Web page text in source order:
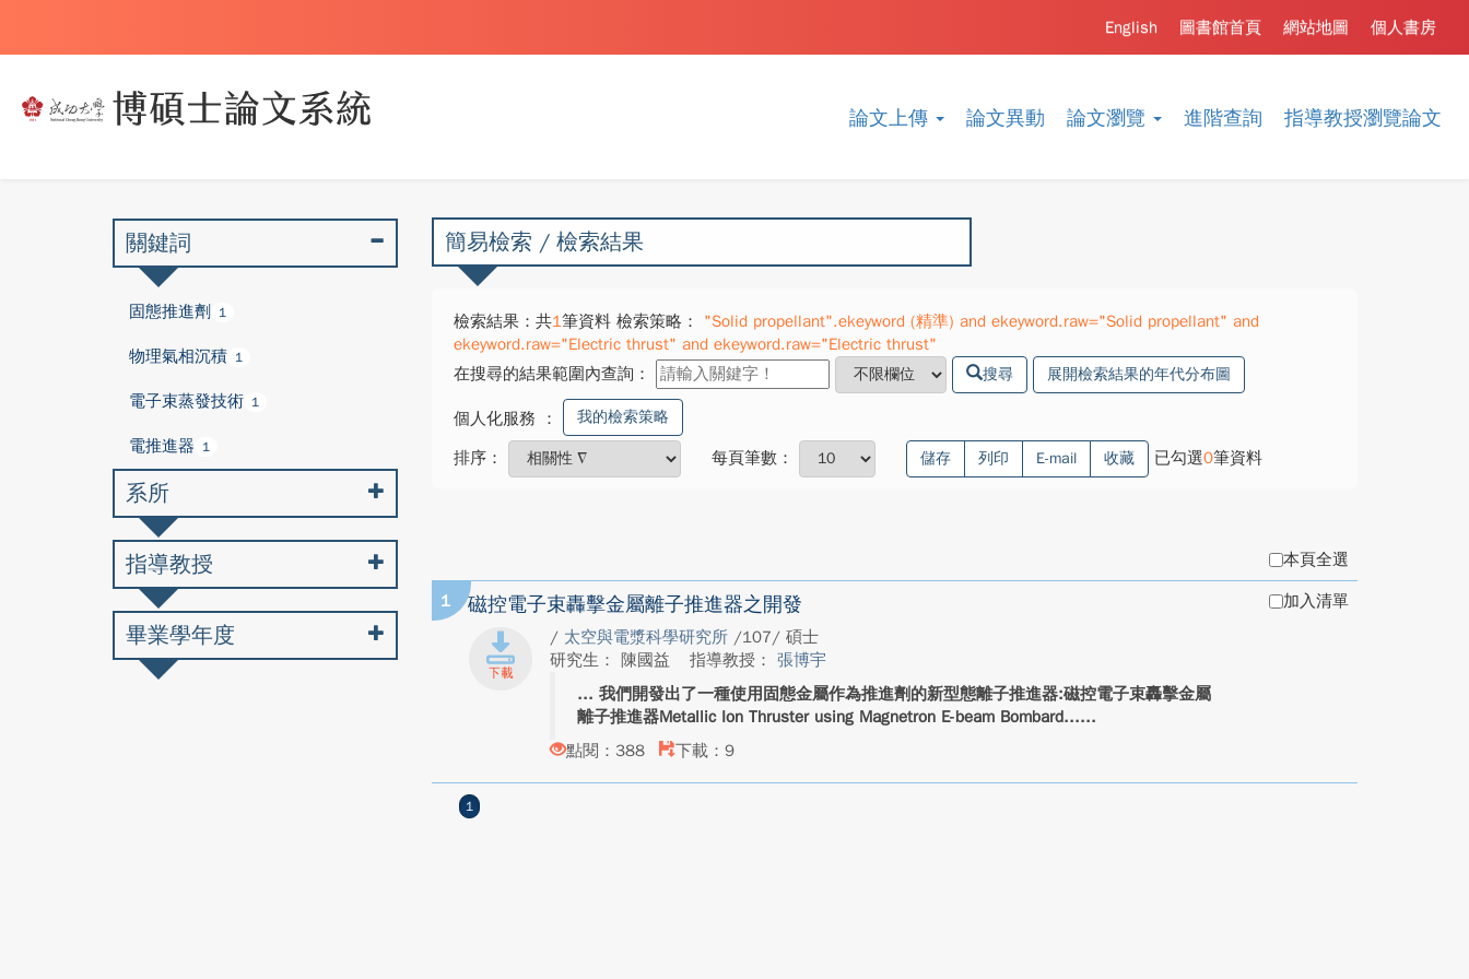
論文上傳 論文異動 論文瀏覽 進階查詢 指導教授瀏覽論文
個人書房
網站地圖
圖書館首頁
English
簡易檢索 / 檢索結果
檢索結果：共1筆資料 檢索策略：
"Solid propellant".ekeyword (精準) and ekeyword.raw="Solid propellant" and
ekeyword.raw="Electric thrust" and ekeyword.raw="Electric thrust"
在搜尋的結果範圍內查詢：
搜尋 展開檢索結果的年代分布圖
個人化服務 ： 我的檢索策略
排序： 每頁筆數： 儲存 列印 E-mail 收藏 已勾選0筆資料
本頁全選
1 磁控電子束轟擊金屬離子推進器之開發
/ 太空與電漿科學研究所 /107/ 碩士
研究生： 陳國益
指導教授： 張博宇
我們開發出了一種使用固態金屬作為推進劑的新型態離子推進器:磁控電子束轟擊金屬
離子推進器Metallic Ion Thruster using Magnetron E-beam Bombard...
點閱：388
下載：9
加入清單
1
關鍵詞
固態推進劑 1
物理氣相沉積 1
電子束蒸發技術 1
電推進器 1
系所
指導教授
畢業學年度